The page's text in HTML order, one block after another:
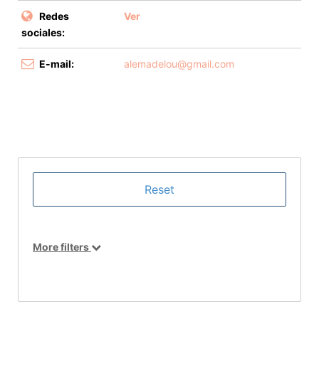
Redes
sociales:
Ver
E-mail: alemadelou@gmail.com
More filters